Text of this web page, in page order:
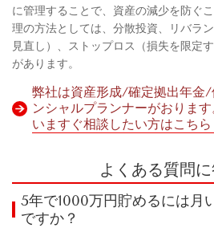
に管理することで、資産の減少を防ぐ
理の方法としては、分散投資、リバラ
見直し）、ストップロス（損失を限定
があります。
弊社は資産形成/確定拠出年金
ンシャルプランナーがおります
いますぐ相談したい方はこちら
よくある質問
5年で1000万円貯めるには月
ですか？